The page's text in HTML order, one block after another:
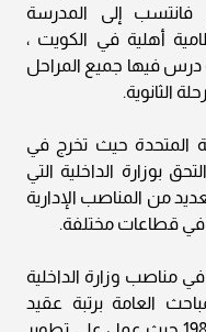
فانتسب إلى المدرسة
أهلية في الكويت ،
فيها جميع المراحل
الثانوية.
المتحدة حيث تخرج في
للشرطة عام 1960 ثم التحق بوزارة الداخلية التي
من المناصب الإدارية
مناصب وزارة الداخلية
رئيسا للمباحث العامة برتبة عقيد